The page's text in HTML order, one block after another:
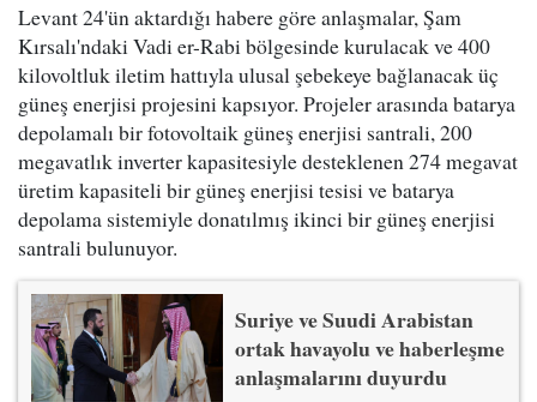
Levant 24'ün aktardığı habere göre anlaşmalar, Şam
Kırsalı'ndaki Vadi er-Rabi bölgesinde kurulacak ve 400
kilovoltluk iletim hattıyla ulusal şebekeye bağlanacak üç
güneş enerjisi projesini kapsıyor. Projeler arasında batarya
depolamalı bir fotovoltaik güneş enerjisi santrali, 200
megavatlık inverter kapasitesiyle desteklenen 274 megavat
üretim kapasiteli bir güneş enerjisi tesisi ve batarya
depolama sistemiyle donatılmış ikinci bir güneş enerjisi
santrali bulunuyor.
Suriye ve Suudi Arabistan
ortak havayolu ve haberleşme
anlaşmalarını duyurdu